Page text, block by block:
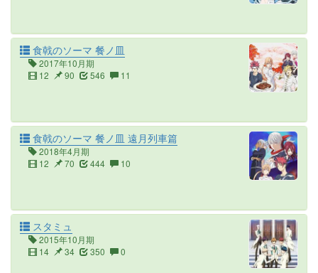
食戟のソーマ 餐ノ皿
2017年10月期
12
90 546 11
食戟のソーマ 餐ノ皿 遠月列車篇
2018年4月期
12
70 444 10
スタミュ
2015年10月期
14
34 350 0